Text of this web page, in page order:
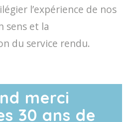
l’expérience de nos
sens et la
du service rendu.
merci
30 ans de